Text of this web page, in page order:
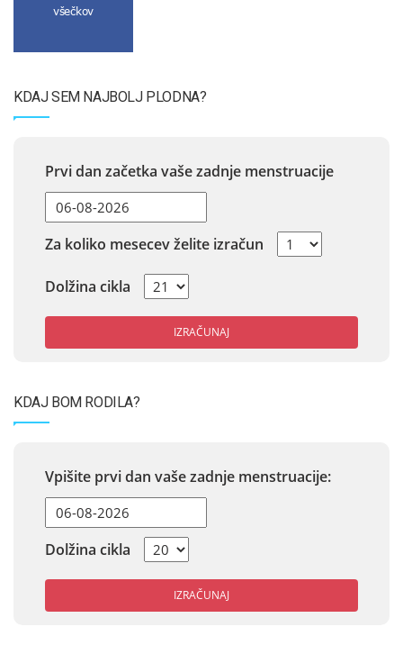
všečkov
KDAJ SEM NAJBOLJ PLODNA?
Prvi dan začetka vaše zadnje menstruacije
Za koliko mesecev želite izračun
Dolžina cikla
IZRAČUNAJ
KDAJ BOM RODILA?
Vpišite prvi dan vaše zadnje menstruacije:
Dolžina cikla
IZRAČUNAJ